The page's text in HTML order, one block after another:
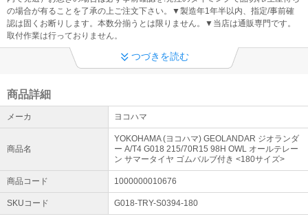
【製造1年半以内】※製造年、国の指定・事前確認不可、過度に拘る
方は注文をお控え下さい（問い合わせをしても対応できません。）
◆ ご購入についての注意事項
①全品メーカー取寄せの為、在庫有り表示でもご注文のタイミング
販売・取付作業・お車との適合確認は出来ません。
◆ お問い合わせ
電話での問合せはご遠慮ください。 メールでのご回答は随時行いま
す。【！円滑な業務環境へのご協力をお願いいたします！】※土日祝
の場合が有ることを了承の上ご注文下さい。▼製造年1年半以内、指定/事前確
認は固くお断りします。本数分揃うとは限りません。▼当店は通販専門です。
取付作業は行っておりません。
つづきを読む
商品詳細
メーカ ヨコハマ
商品名
YOKOHAMA (ヨコハマ) GEOLANDAR ジオランダ
ー A/T4 G018 215/70R15 98H OWL オールテレー
ン サマータイヤ ゴムバルブ付き <180サイズ>
商品コード 1000000010676
SKUコード G018-TRY-S0394-180